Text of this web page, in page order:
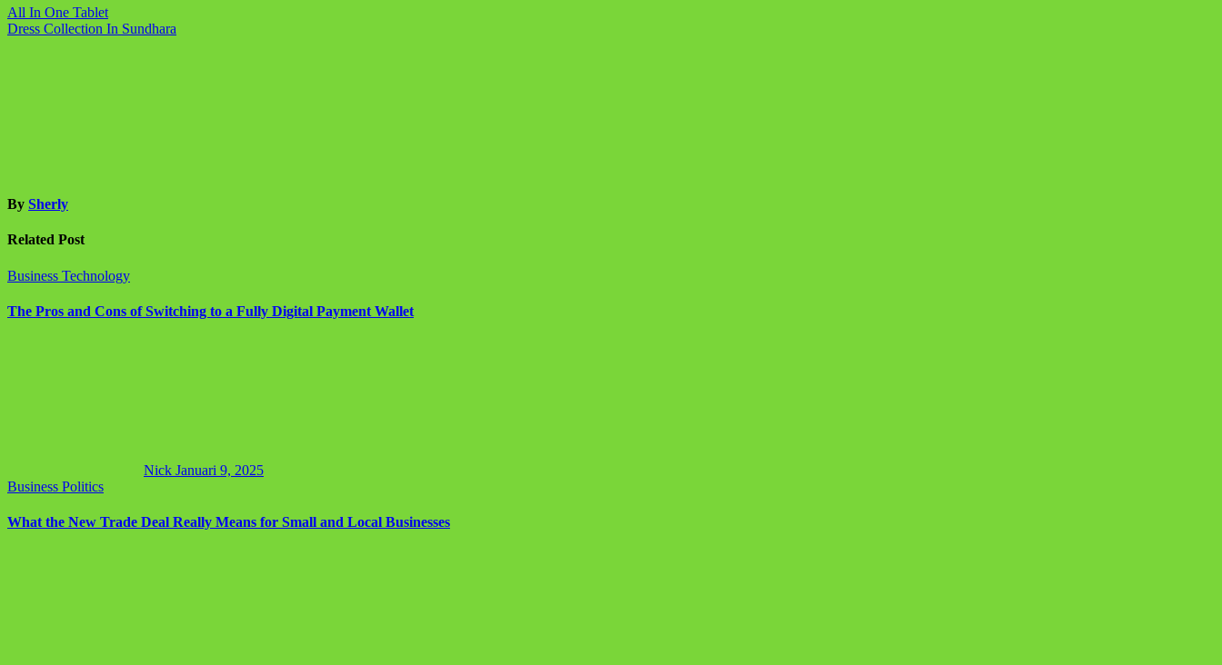
Navigasi
pos
All In One Tablet
Dress Collection In Sundhara
By Sherly
Related Post
Business Technology
The Pros and Cons of Switching to a Fully Digital Payment Wallet
Nick Januari 9, 2025
Business Politics
What the New Trade Deal Really Means for Small and Local Businesses